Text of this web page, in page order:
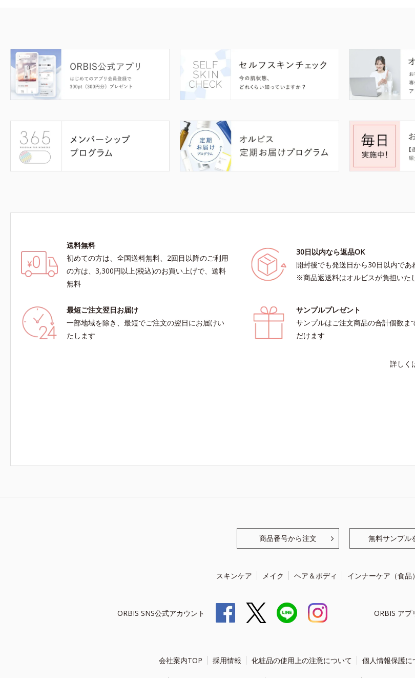
送料無料
初めての方は、全国送料無料、2回目以降のご利用
の方は、3,300円以上(税込)のお買い上げで、送料
無料
30日以内なら返品OK
開封後でも発送日から30日以内であ
※商品返送料はオルビスが負担いた
最短ご注文翌日お届け
一部地域を除き、最短でご注文の翌日にお届けい
たします
サンプルプレゼント
サンプルはご注文商品の合計個数ま
だけます
詳しく
商品番号から注文 無料サンプル
スキンケア メイク ヘア＆ボディ インナーケア（食品）
ORBIS SNS公式アカウント ORBIS アプ
会社案内TOP 採用情報 化粧品の使用上の注意について 個人情報保護に